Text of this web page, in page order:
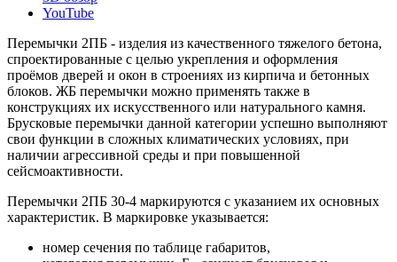
YouTube
Перемычки 2ПБ - изделия из качественного тяжелого бетона,
спроектированные с целью укрепления и оформления
проёмов дверей и окон в строениях из кирпича и бетонных
блоков. ЖБ перемычки можно применять также в
конструкциях их искусственного или натурального камня.
Брусковые перемычки данной категории успешно выполняют
свои функции в сложных климатических условиях, при
наличии агрессивной среды и при повышенной
сейсмоактивности.
Перемычки 2ПБ 30-4 маркируются с указанием их основных
характеристик. В маркировке указывается:
номер сечения по таблице габаритов,